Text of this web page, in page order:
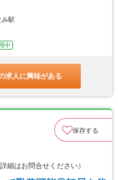
み駅
中
求人に興味がある
保存する
はお問合せください）